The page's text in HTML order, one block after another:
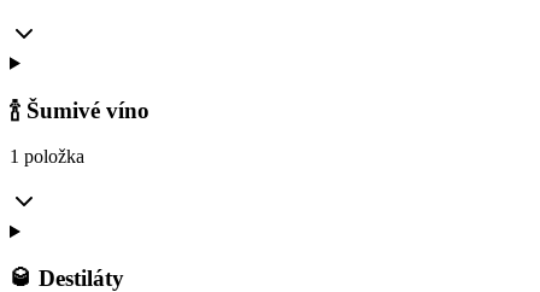
🍾 Šumivé víno
1 položka
🥃 Destiláty